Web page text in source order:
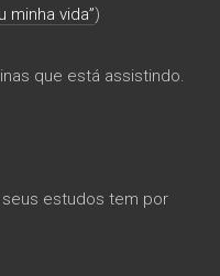
minha vida”)
que está assistindo.
seus estudos tem por